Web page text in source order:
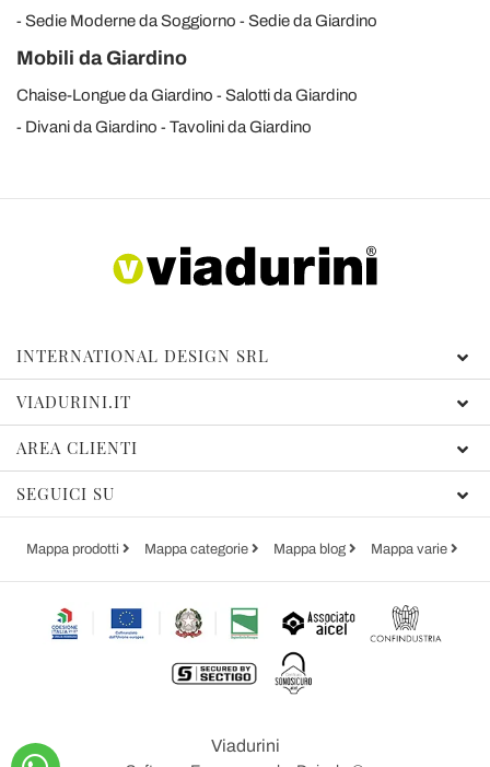
Sedie Moderne da Soggiorno
Sedie da Giardino
Mobili da Giardino
Chaise-Longue da Giardino
Salotti da Giardino
Divani da Giardino
Tavolini da Giardino
INTERNATIONAL DESIGN SRL
VIADURINI.IT
AREA CLIENTI
SEGUICI SU
Mappa prodotti Mappa categorie Mappa blog Mappa varie
Viadurini